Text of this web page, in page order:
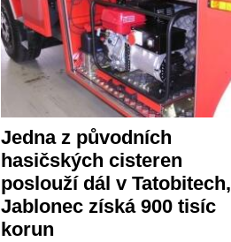
Jedna z původních
hasičských cisteren
poslouží dál v Tatobitech,
Jablonec získá 900 tisíc
korun